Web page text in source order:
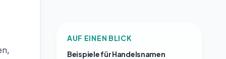
AUF EINEN BLICK
Beispiele für Handelsnamen